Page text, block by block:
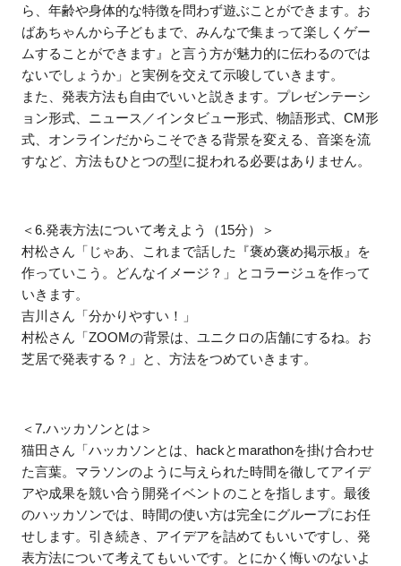
ら、年齢や身体的な特徴を問わず遊ぶことができます。お
ばあちゃんから子どもまで、みんなで集まって楽しくゲー
ムすることができます』と言う方が魅力的に伝わるのでは
ないでしょうか」と実例を交えて示唆していきます。
また、発表方法も自由でいいと説きます。プレゼンテーシ
ョン形式、ニュース／インタビュー形式、物語形式、CM形
式、オンラインだからこそできる背景を変える、音楽を流
すなど、方法もひとつの型に捉われる必要はありません。
＜6.発表方法について考えよう（15分）＞
村松さん「じゃあ、これまで話した『褒め褒め掲示板』を
作っていこう。どんなイメージ？」とコラージュを作って
いきます。
吉川さん「分かりやすい！」
村松さん「ZOOMの背景は、ユニクロの店舗にするね。お
芝居で発表する？」と、方法をつめていきます。
＜7.ハッカソンとは＞
猫田さん「ハッカソンとは、hackとmarathonを掛け合わせ
た言葉。マラソンのように与えられた時間を徹してアイデ
アや成果を競い合う開発イベントのことを指します。最後
のハッカソンでは、時間の使い方は完全にグループにお任
せします。引き続き、アイデアを詰めてもいいですし、発
表方法について考えてもいいです。とにかく悔いのないよ